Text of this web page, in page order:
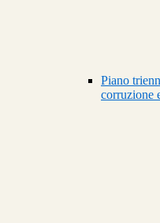
Piano
corruzione